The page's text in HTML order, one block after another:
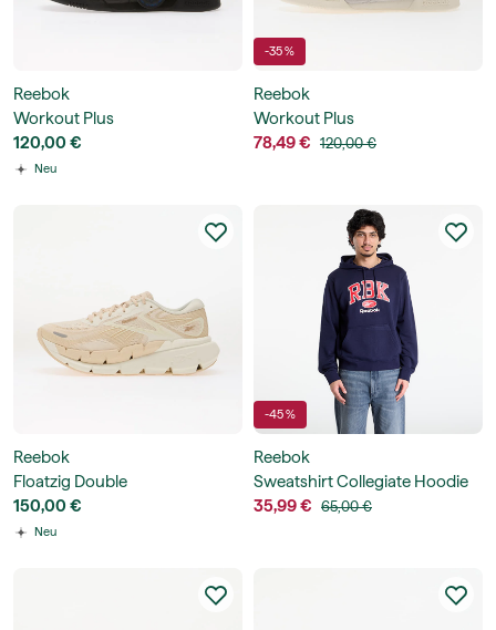
Reebok
Workout Plus
120,00 €
Neu
-35 %
Reebok
Workout Plus
78,49 € 120,00 €
Reebok
Floatzig Double
150,00 €
Neu
-45 %
Reebok
Sweatshirt Collegiate Hoodie
35,99 € 65,00 €